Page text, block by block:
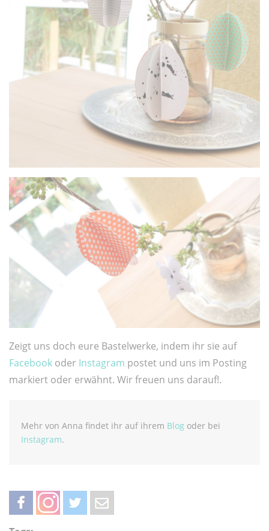
Zeigt uns doch eure Bastelwerke, indem ihr sie auf
Facebook oder Instagram postet und uns im Posting
markiert oder erwähnt. Wir freuen uns darauf!.
Mehr von Anna findet ihr auf ihrem Blog oder bei
Instagram.
teilen